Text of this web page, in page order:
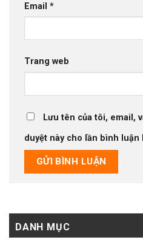
Email *
Trang web
Lưu tên của tôi, email,
duyệt này cho lần bình luận
DANH MỤC